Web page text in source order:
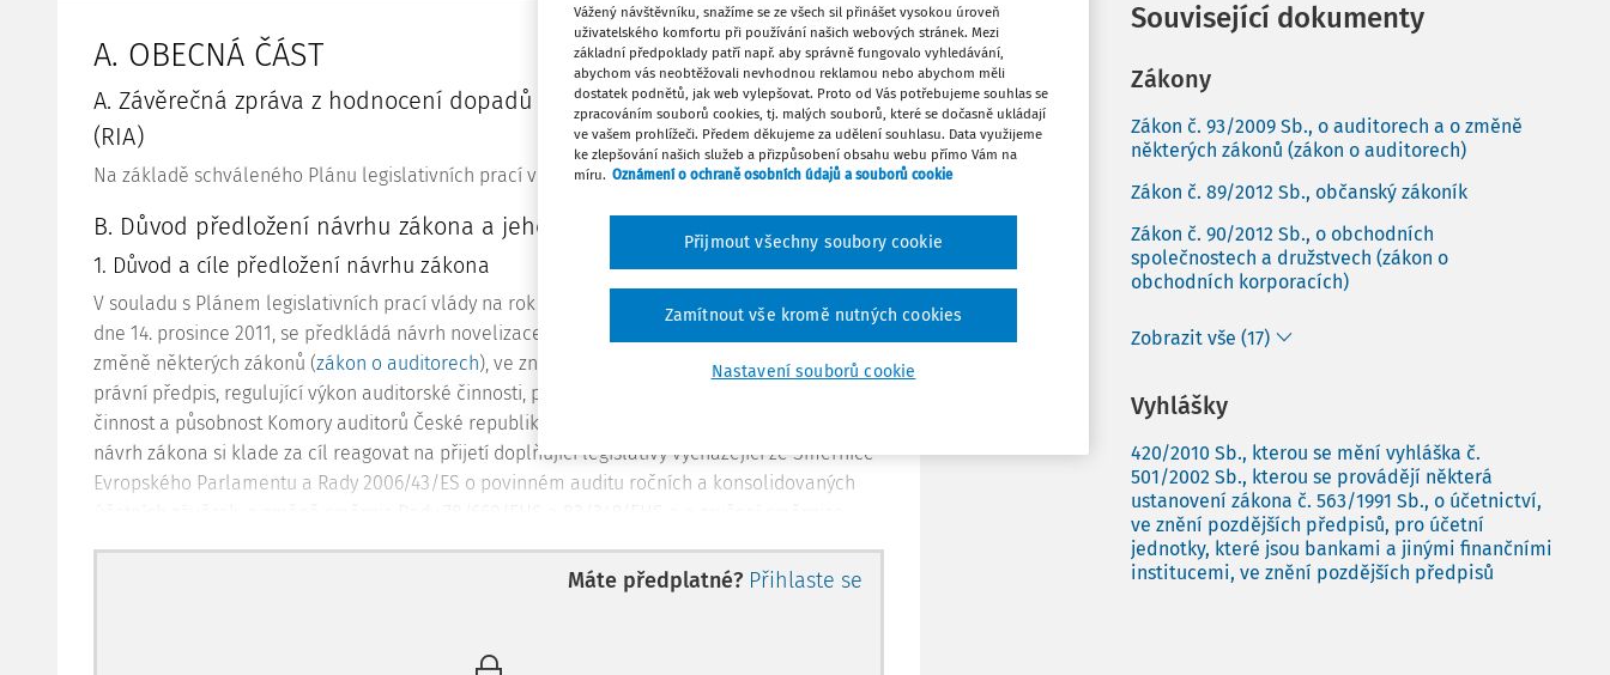
A. OBECNÁ ČÁST
A. Závěrečná zpráva z hodnocení dopadů regulace podle obecných zásad
(RIA)
Na základě schváleného Plánu legislativních prací vlády se nezpracovává.
B. Důvod předložení návrhu zákona a jeho základní charakteristika
1. Důvod a cíle předložení návrhu zákona
V souladu s Plánem legislativních prací vlády na rok 2012, schváleným Usnesením č. 941 ze
dne 14. prosince 2011, se předkládá návrh novelizace zákona č.
změně některých zákonů (zákon o auditorech), ve znění pozdějších předpisů. Jedná se o
právní předpis, regulující výkon auditorské činnosti, postavení osob vykonávajících tuto
činnost a působnost Komory auditorů České republiky a dohledového orgánu. Předkládaný
návrh zákona si klade za cíl reagovat na přijetí doplňující legislativy vycházející ze Směrnice
Evropského Parlamentu a Rady 2006/43/ES o povinném auditu ročních a konsolidovaných
statutárních auditorů a auditorských společností provádějících audit subjektů veřejného
Máte předplatné? Přihlaste se
Oblíbené
Stáhnout
Související dokumenty
Zákony
Zákon č. 93/2009 Sb., o auditorech a o změně
některých zákonů (zákon o auditorech)
Zákon č. 89/2012 Sb., občanský zákoník
Zákon č. 90/2012 Sb., o obchodních
společnostech a družstvech (zákon o
obchodních korporacích)
Zobrazit vše (17)
Vyhlášky
420/2010 Sb., kterou se mění vyhláška č.
501/2002 Sb., kterou se provádějí některá
ustanovení zákona č. 563/1991 Sb., o účetnictví,
ve znění pozdějších předpisů, pro účetní
jednotky, které jsou bankami a jinými finančními
institucemi, ve znění pozdějších předpisů
Vážený návštěvníku, snažíme se ze všech sil přinášet vysokou úroveň
uživatelského komfortu při používání našich webových stránek. Mezi
základní předpoklady patří např. aby správně fungovalo vyhledávání,
abychom vás neobtěžovali nevhodnou reklamou nebo abychom měli
dostatek podnětů, jak web vylepšovat. Proto od Vás potřebujeme souhlas se
zpracováním souborů cookies, tj. malých souborů, které se dočasně ukládají
ve vašem prohlížeči. Předem děkujeme za udělení souhlasu. Data využijeme
ke zlepšování našich služeb a přizpůsobení obsahu webu přímo Vám na
míru. Oznámení o ochraně osobních údajů a souborů cookie
Nastavení souborů cookie
Zamítnout vše kromě nutných cookies
Přijmout všechny soubory cookie